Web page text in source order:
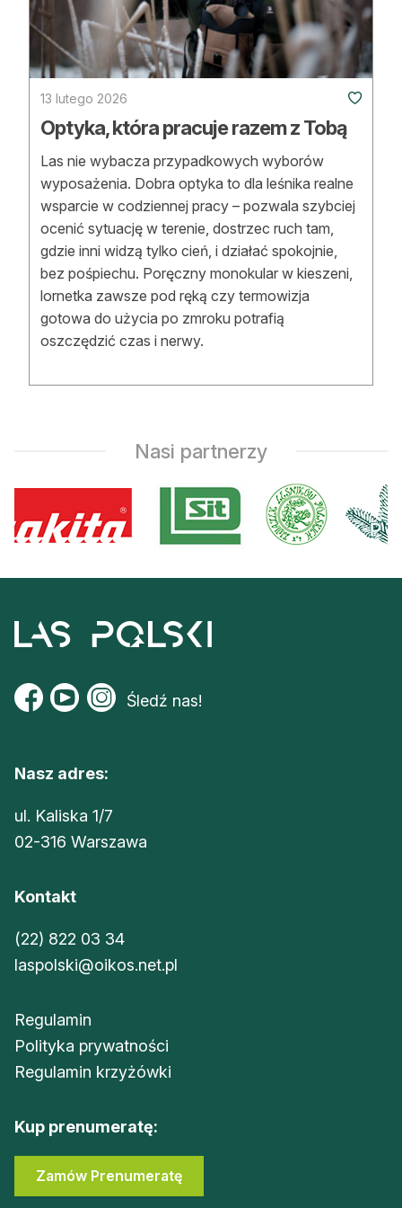
Strefa eksperta
Auto do lasu
Dla drwala
Leśnik na zakupach
Z zagranicy
Edukacja
Lasy prywatne
O nas
100 lat „Lasu Polskiego”
Prenumerata
Zostań autorem
Kontakt
13 lutego 2026
Optyka, która pracuje razem z Tobą
Las nie wybacza przypadkowych wyborów
wyposażenia. Dobra optyka to dla leśnika realne
wsparcie w codziennej pracy – pozwala szybciej
ocenić sytuację w terenie, dostrzec ruch tam,
gdzie inni widzą tylko cień, i działać spokojnie,
bez pośpiechu. Poręczny monokular w kieszeni,
lornetka zawsze pod ręką czy termowizja
gotowa do użycia po zmroku potrafią
oszczędzić czas i nerwy.
Nasi partnerzy
Śledź nas!
Nasz adres:
ul. Kaliska 1/7
02-316 Warszawa
Kontakt
(22) 822 03 34
laspolski@oikos.net.pl
Regulamin
Polityka prywatności
Regulamin krzyżówki
Kup prenumeratę:
Zamów Prenumeratę